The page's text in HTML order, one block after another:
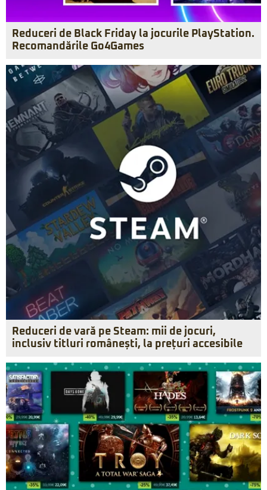
Reduceri de Black Friday la jocurile PlayStation.
Recomandările Go4Games
Reduceri de vară pe Steam: mii de jocuri,
inclusiv titluri românești, la prețuri accesibile